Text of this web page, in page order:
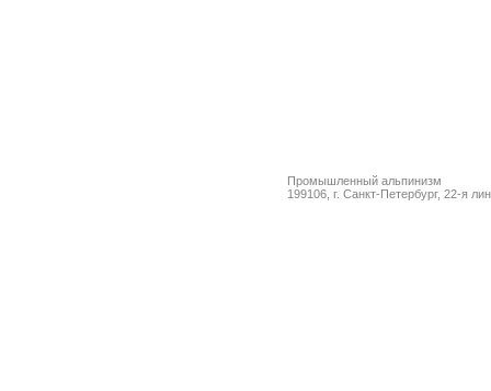
Промышленный альпинизм
199106, г. Санкт-Петербург, 22-я